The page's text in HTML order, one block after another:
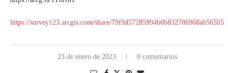
https://survey123.arcgis.com/share/79f9d57285994b0b832706968ab565b5
23 de enero de 2023 0 comentarios